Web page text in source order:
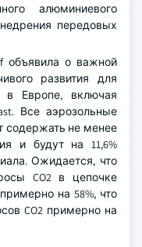
алюминиевого
передовых
объявила о важной
развития для
в Европе, включая
Все аэрозольные
содержать не менее
и будут на 11,6%
Ожидается, что
CO2 в цепочке
на 58%, что
CO2 примерно на